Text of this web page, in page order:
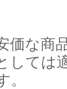
価な商
しては
。